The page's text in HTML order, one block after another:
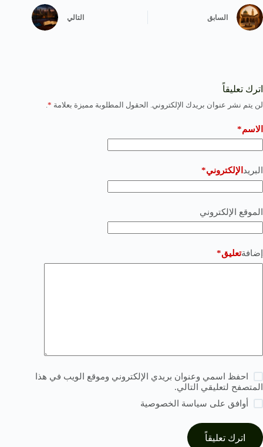
السابق التالي
اترك تعليقاً
لن يتم نشر عنوان بريدك الإلكتروني. الحقول المطلوبة مميزة بعلامة *
الاسم*
البريد الإلكتروني*
الموقع الإلكتروني
إضافةتعليق*
احفظ اسمي وعنوان بريدي الإلكتروني وموقع الويب في هذا
المتصفح لتعليقي التالي.
أوافق على سياسة الخصوصية
اترك تعليقاً